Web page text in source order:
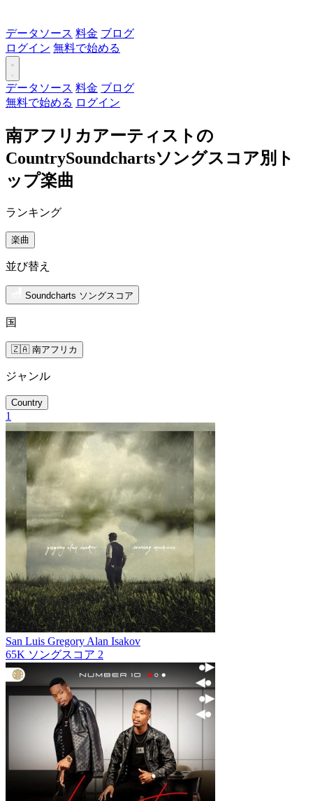
データソース 料金 ブログ
ログイン 無料で始める
データソース 料金 ブログ
無料で始める ログイン
南アフリカアーティストの
CountrySoundchartsソングスコア別ト
ップ楽曲
ランキング
楽曲
並び替え
Soundcharts ソングスコア
国
🇿🇦 南アフリカ
ジャンル
Country
1
San Luis Gregory Alan Isakov
65K ソングスコア 2